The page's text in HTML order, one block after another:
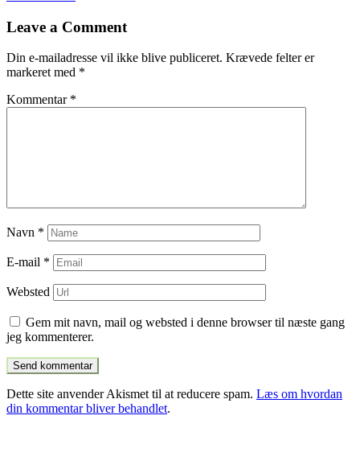
til
Leave a Comment
Din e-mailadresse vil ikke blive publiceret. Krævede felter er
markeret med *
Kommentar *
Navn *
E-mail *
Websted
Gem mit navn, mail og websted i denne browser til næste gang
jeg kommenterer.
Dette site anvender Akismet til at reducere spam. Læs om hvordan
din kommentar bliver behandlet.